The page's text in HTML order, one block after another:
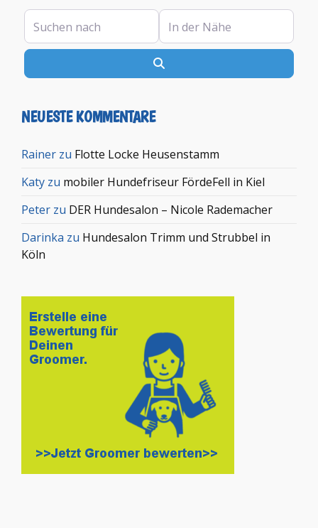
Suchen nach In der Nähe
NEUESTE KOMMENTARE
Rainer zu Flotte Locke Heusenstamm
Katy zu mobiler Hundefriseur FördeFell in Kiel
Peter zu DER Hundesalon – Nicole Rademacher
Darinka zu Hundesalon Trimm und Strubbel in
Köln